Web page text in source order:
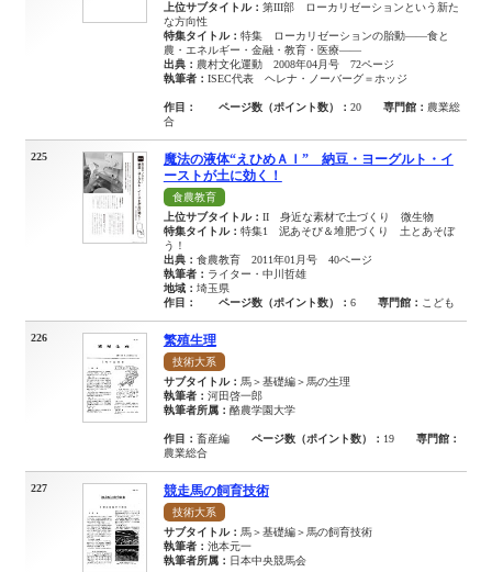
上位サブタイトル： 第III部 ローカリゼーションという新た
な方向性
特集タイトル： 特集 ローカリゼーションの胎動――食と
農・エネルギー・金融・教育・医療――
出典： 農村文化運動 2008年04月号 72ページ
執筆者： ISEC代表 ヘレナ・ノーバーグ＝ホッジ
作目： ページ数（ポイント数）： 20 専門館： 農業総
合
225
魔法の液体“えひめＡＩ” 納豆・ヨーグルト・イ
ーストが土に効く！
食農教育
上位サブタイトル： II 身近な素材で土づくり 微生物
特集タイトル： 特集1 泥あそび＆堆肥づくり 土とあそぼ
う！
出典： 食農教育 2011年01月号 40ページ
執筆者： ライター・中川哲雄
地域： 埼玉県
作目：
ページ数（ポイント数）： 6 専門館： こども
226 繁殖生理
技術大系
サブタイトル： 馬＞基礎編＞馬の生理
執筆者： 河田啓一郎
執筆者所属： 酪農学園大学
作目： 畜産編 ページ数（ポイント数）： 19
専門館：
農業総合
227 競走馬の飼育技術
技術大系
サブタイトル： 馬＞基礎編＞馬の飼育技術
執筆者： 池本元一
執筆者所属： 日本中央競馬会